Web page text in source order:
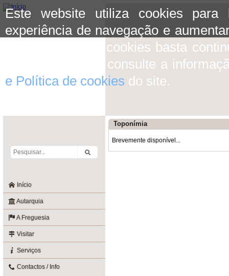
Este website utiliza cookies para
experiência de navegação e
aceitar o uso de cookies basta
mais informação consulte a
e Política de cookies do site.
Início
Autarquia
A Freguesia
Visitar
Serviços
Contactos / Info
Toponímia
Brevemente disponível...